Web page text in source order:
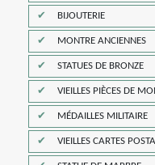
BIJOUTERIE
MONTRE ANCIENNES
STATUES DE BRONZE
VIEILLES PIÈCES DE
MÉDAILLES MILITAIRE
VIEILLES CARTES